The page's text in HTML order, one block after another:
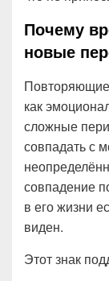
Почему
новые
как
сложные
совпадать с
совпадение
в его жизни
виден.
Этот знак